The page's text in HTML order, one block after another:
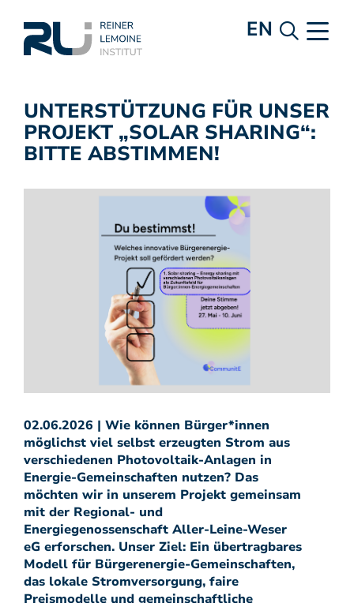
EN
UNTERSTÜTZUNG FÜR UNSER
PROJEKT „SOLAR SHARING“:
BITTE ABSTIMMEN!
02.06.2026 | Wie können Bürger*innen
möglichst viel selbst erzeugten Strom aus
verschiedenen Photovoltaik-Anlagen in
Energie-Gemeinschaften nutzen? Das
möchten wir in unserem Projekt gemeinsam
mit der Regional- und
Energiegenossenschaft Aller-Leine-Weser
eG erforschen. Unser Ziel: Ein übertragbares
Modell für Bürgerenergie-Gemeinschaften,
das lokale Stromversorgung, faire
Preismodelle und gemeinschaftliche